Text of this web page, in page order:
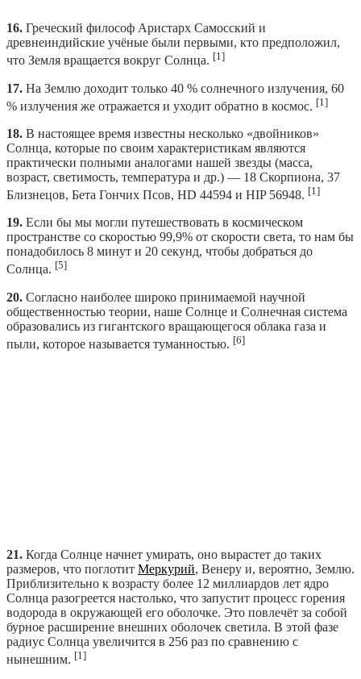
16. Греческий философ Аристарх Самосский и
древнеиндийские учёные были первыми, кто предположил,
что Земля вращается вокруг Солнца. [1]
17. На Землю доходит только 40 % солнечного излучения, 60
% излучения же отражается и уходит обратно в космос. [1]
18. В настоящее время известны несколько «двойников»
Солнца, которые по своим характеристикам являются
практически полными аналогами нашей звезды (масса,
возраст, светимость, температура и др.) — 18 Скорпиона, 37
Близнецов, Бета Гончих Псов, HD 44594 и HIP 56948. [1]
19. Если бы мы могли путешествовать в космическом
пространстве со скоростью 99,9% от скорости света, то нам бы
понадобилось 8 минут и 20 секунд, чтобы добраться до
Солнца. [5]
20. Согласно наиболее широко принимаемой научной
общественностью теории, наше Солнце и Солнечная система
образовались из гигантского вращающегося облака газа и
пыли, которое называется туманностью. [6]
21. Когда Солнце начнет умирать, оно вырастет до таких
размеров, что поглотит Меркурий, Венеру и, вероятно, Землю.
Приблизительно к возрасту более 12 миллиардов лет ядро
Солнца разогреется настолько, что запустит процесс горения
водорода в окружающей его оболочке. Это повлечёт за собой
бурное расширение внешних оболочек светила. В этой фазе
радиус Солнца увеличится в 256 раз по сравнению с
нынешним. [1]